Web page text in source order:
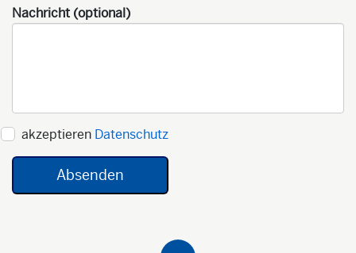
Nachricht (optional)
akzeptieren Datenschutz